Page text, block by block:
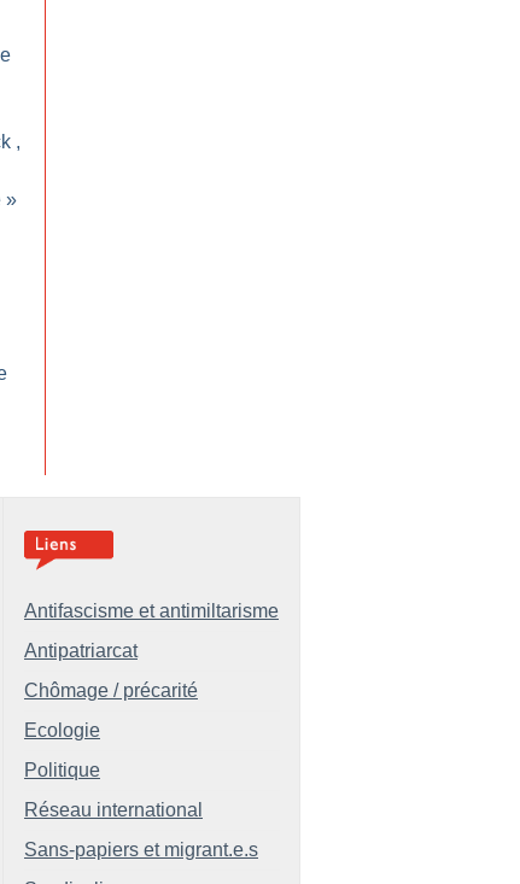
,
»
Antifascisme et antimiltarisme
Antipatriarcat
Chômage / précarité
Ecologie
Politique
Réseau international
Sans-papiers et migrant.e.s